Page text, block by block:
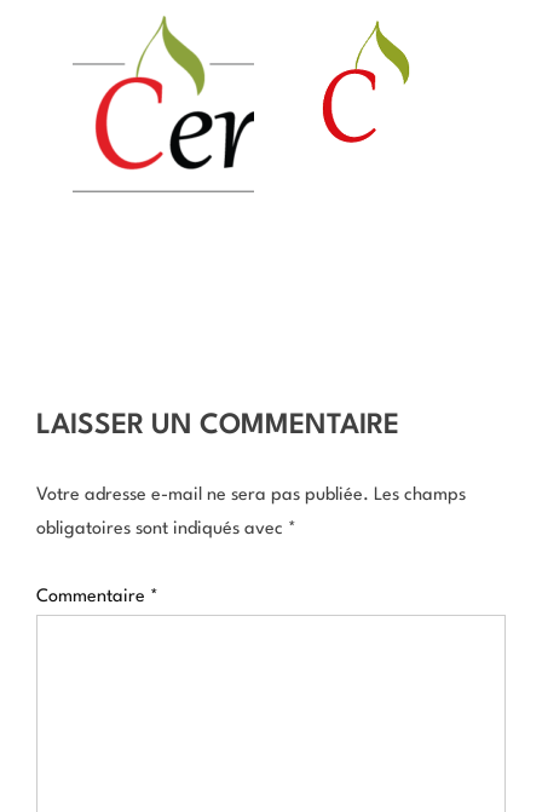
LAISSER UN COMMENTAIRE
Votre adresse e-mail ne sera pas publiée. Les champs
obligatoires sont indiqués avec *
Commentaire *